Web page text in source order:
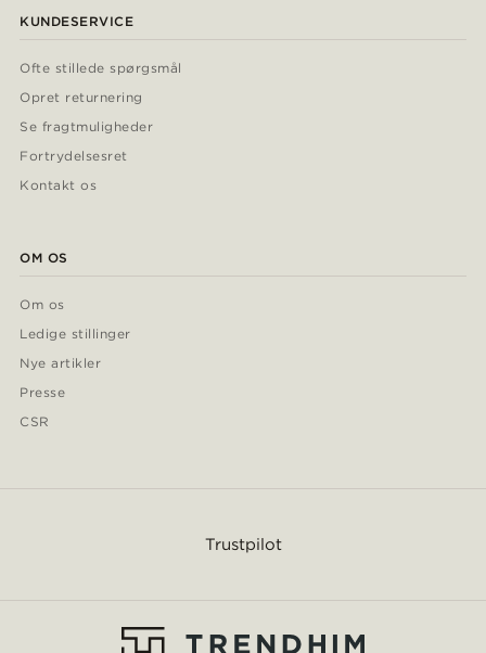
KUNDESERVICE
Ofte stillede spørgsmål
Opret returnering
Se fragtmuligheder
Fortrydelsesret
Kontakt os
OM OS
Om os
Ledige stillinger
Nye artikler
Presse
CSR
Trustpilot